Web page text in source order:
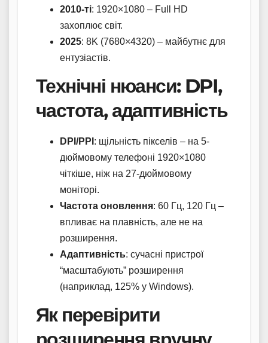
2010-ті: 1920×1080 – Full HD
захоплює світ.
2025: 8K (7680×4320) – майбутнє для
ентузіастів.
Технічні нюанси: DPI,
частота, адаптивність
DPI/PPI : щільність пікселів – на 5-
дюймовому телефоні 1920×1080
чіткіше, ніж на 27-дюймовому
моніторі.
Частота оновлення: 60 Гц, 120 Гц –
впливає на плавність, але не на
розширення.
Адаптивність: сучасні пристрої
“масштабують” розширення
(наприклад, 125% у Windows).
Як перевірити